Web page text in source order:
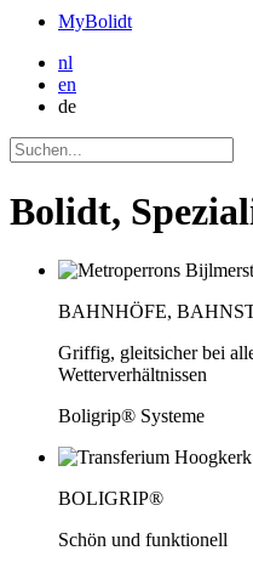
MyBolidt
nl
en
de
Bolidt,
BAHNHÖFE,
Griffig, gleitsicher bei
Wetterverhältnissen
Boligrip® Systeme
BOLIGRIP®
Schön und funktionell